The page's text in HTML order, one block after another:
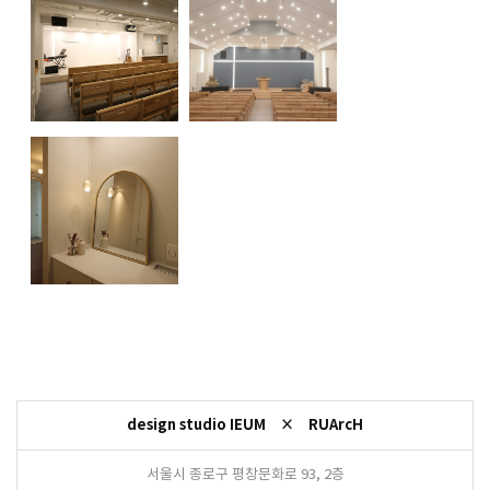
design studio IEUM × RUArcH
서울시 종로구 평창문화로 93, 2층